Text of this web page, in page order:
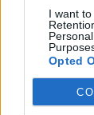
I want
Opted
joselito
Hombre si
ten
Lo suyo es